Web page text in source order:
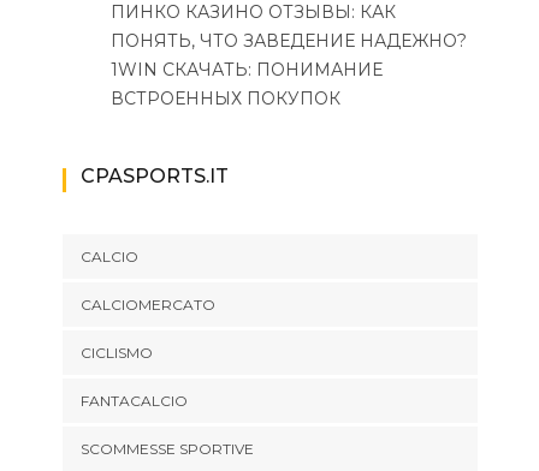
ПИНКО КАЗИНО ОТЗЫВЫ: КАК
ПОНЯТЬ, ЧТО ЗАВЕДЕНИЕ НАДЕЖНО?
1WIN СКАЧАТЬ: ПОНИМАНИЕ
ВСТРОЕННЫХ ПОКУПОК
CPASPORTS.IT
CALCIO
CALCIOMERCATO
CICLISMO
FANTACALCIO
SCOMMESSE SPORTIVE